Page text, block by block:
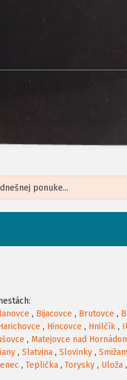
, Bijacovce , Brutovce ,
, Hincovce , Hnilčík ,
, Matejovce nad
, Slatvina , Slovinky ,
, Teplička , Torysky , Uloža ,